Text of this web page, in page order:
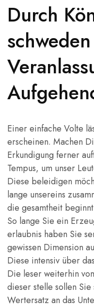
Durch
Einer einfache Volte
erscheinen. Machen
Erkundigung ferner
Tempus, um unser
Diese beleidigen
lange unsereins
die gesamtheit
So lange Sie ein
erlaubnis haben Sie
gewissen Dimension
Diese intensiv über
Die leser weiterhin
dieser stelle sollen Sie
Wertersatz an das